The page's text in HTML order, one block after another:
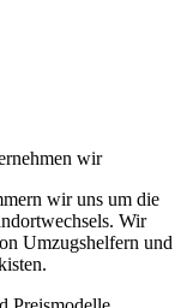
wir
wir uns um die
Wir
Umzugshelfern und